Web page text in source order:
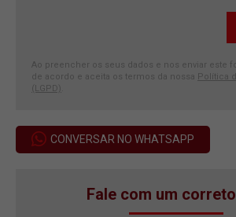
Ao preencher os seus dados e nos enviar este
de acordo e aceita os termos da nossa Política
(LGPD)
CONVERSAR NO WHATSAPP
Fale com um